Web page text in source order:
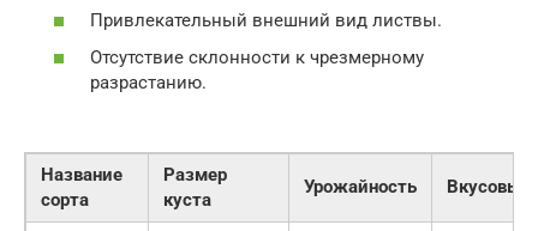
Привлекательный внешний вид листвы.
Отсутствие склонности к чрезмерному
разрастанию.
Название
сорта
Размер
куста
Урожайность Вкусовые